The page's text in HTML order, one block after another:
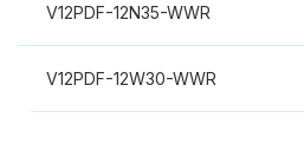
V12PDF-12N35-WWR
V12PDF-12W30-WWR